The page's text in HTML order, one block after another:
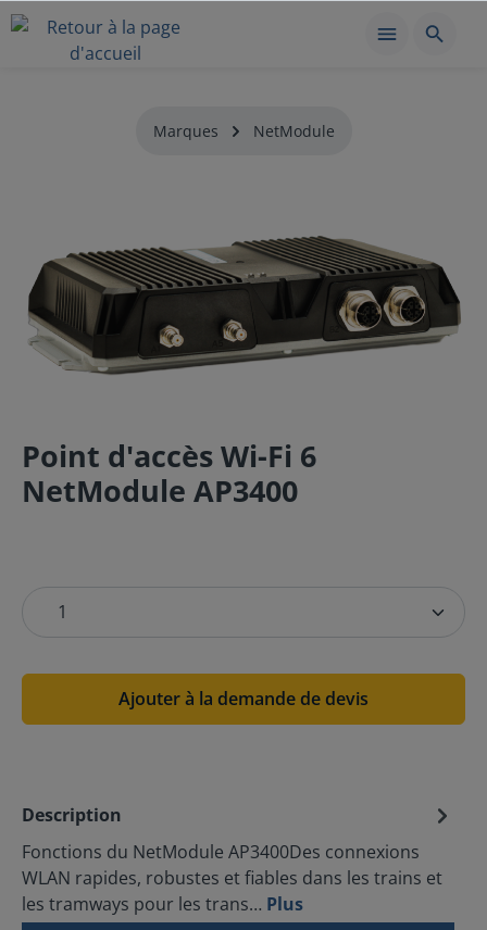
Marques NetModule
Point d'accès Wi-Fi 6
NetModule AP3400
Ajouter à la demande de devis
Description
Fonctions du NetModule AP3400Des connexions
WLAN rapides, robustes et fiables dans les trains et
les tramways pour les trans… Plus